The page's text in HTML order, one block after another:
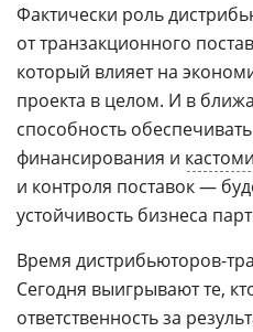
Фактически роль
от транзакционного
который влияет на
проекта в целом. И в
способность
финансирования и
и контроля поставок —
устойчивость бизнеса
Время дистрибьюторов-
Сегодня выигрывают те,
ответственность за